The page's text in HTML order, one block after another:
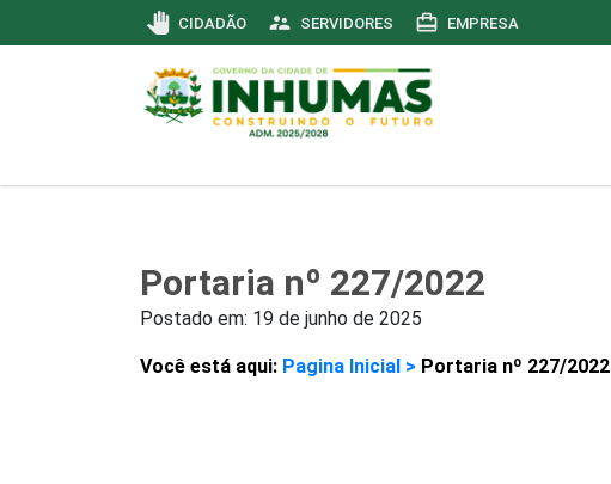
pan_tool CIDADÃO supervisor_account SERVIDORES card_travel EMPRESA
Portaria nº 227/2022
Postado em: 19 de junho de 2025
Você está aqui: Pagina Inicial > Portaria nº 227/2022